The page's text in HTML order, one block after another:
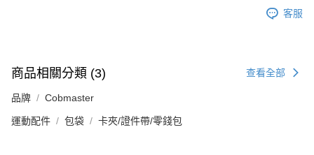
客服
商品相關分類 (3) 查看全部
品牌 Cobmaster
運動配件 包袋 卡夾/證件帶/零錢包